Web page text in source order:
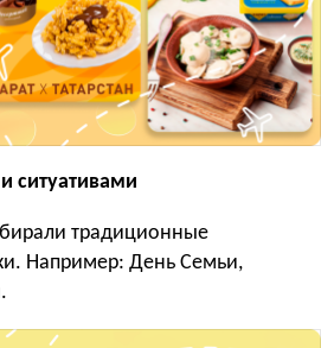
ситуативами
традиционные
Например: День Семьи,